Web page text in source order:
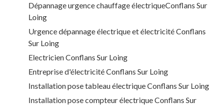
Dépannage urgence chauffage électriqueConflans Sur
Loing
Urgence dépannage électrique et électricité Conflans
Sur Loing
Electricien Conflans Sur Loing
Entreprise d'électricité Conflans Sur Loing
Installation pose tableau électrique Conflans Sur Loing
Installation pose compteur électrique Conflans Sur